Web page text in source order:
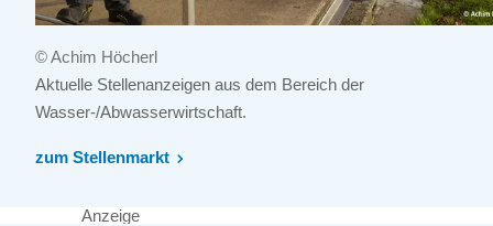
© Achim Höcherl
Aktuelle Stellenanzeigen aus dem Bereich der
Wasser-/Abwasserwirtschaft.
zum Stellenmarkt
Anzeige